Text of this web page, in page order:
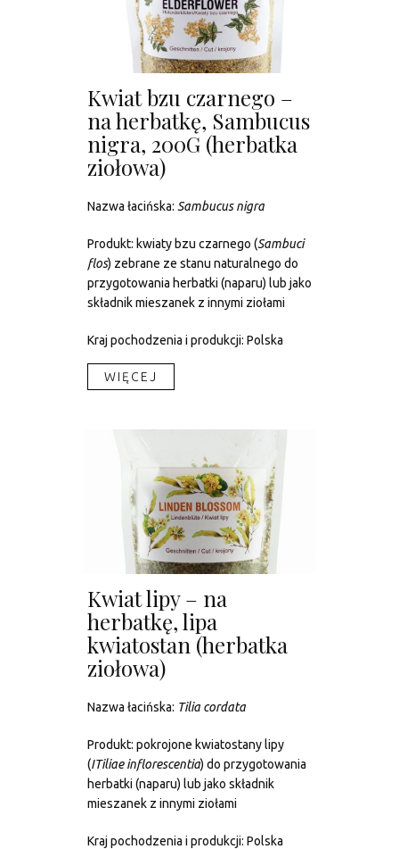
Kwiat bzu czarnego –
na herbatkę, Sambucus
nigra, 200G (herbatka
ziołowa)
Nazwa łacińska: Sambucus nigra
Produkt: kwiaty bzu czarnego (Sambuci
flos) zebrane ze stanu naturalnego do
przygotowania herbatki (naparu) lub jako
składnik mieszanek z innymi ziołami
Kraj pochodzenia i produkcji: Polska
WIĘCEJ​
Kwiat lipy – na
herbatkę, lipa
kwiatostan (herbatka
ziołowa)
Nazwa łacińska: Tilia cordata
Produkt: pokrojone kwiatostany lipy
(ITiliae inflorescentia) do przygotowania
herbatki (naparu) lub jako składnik
mieszanek z innymi ziołami
Kraj pochodzenia i produkcji: Polska